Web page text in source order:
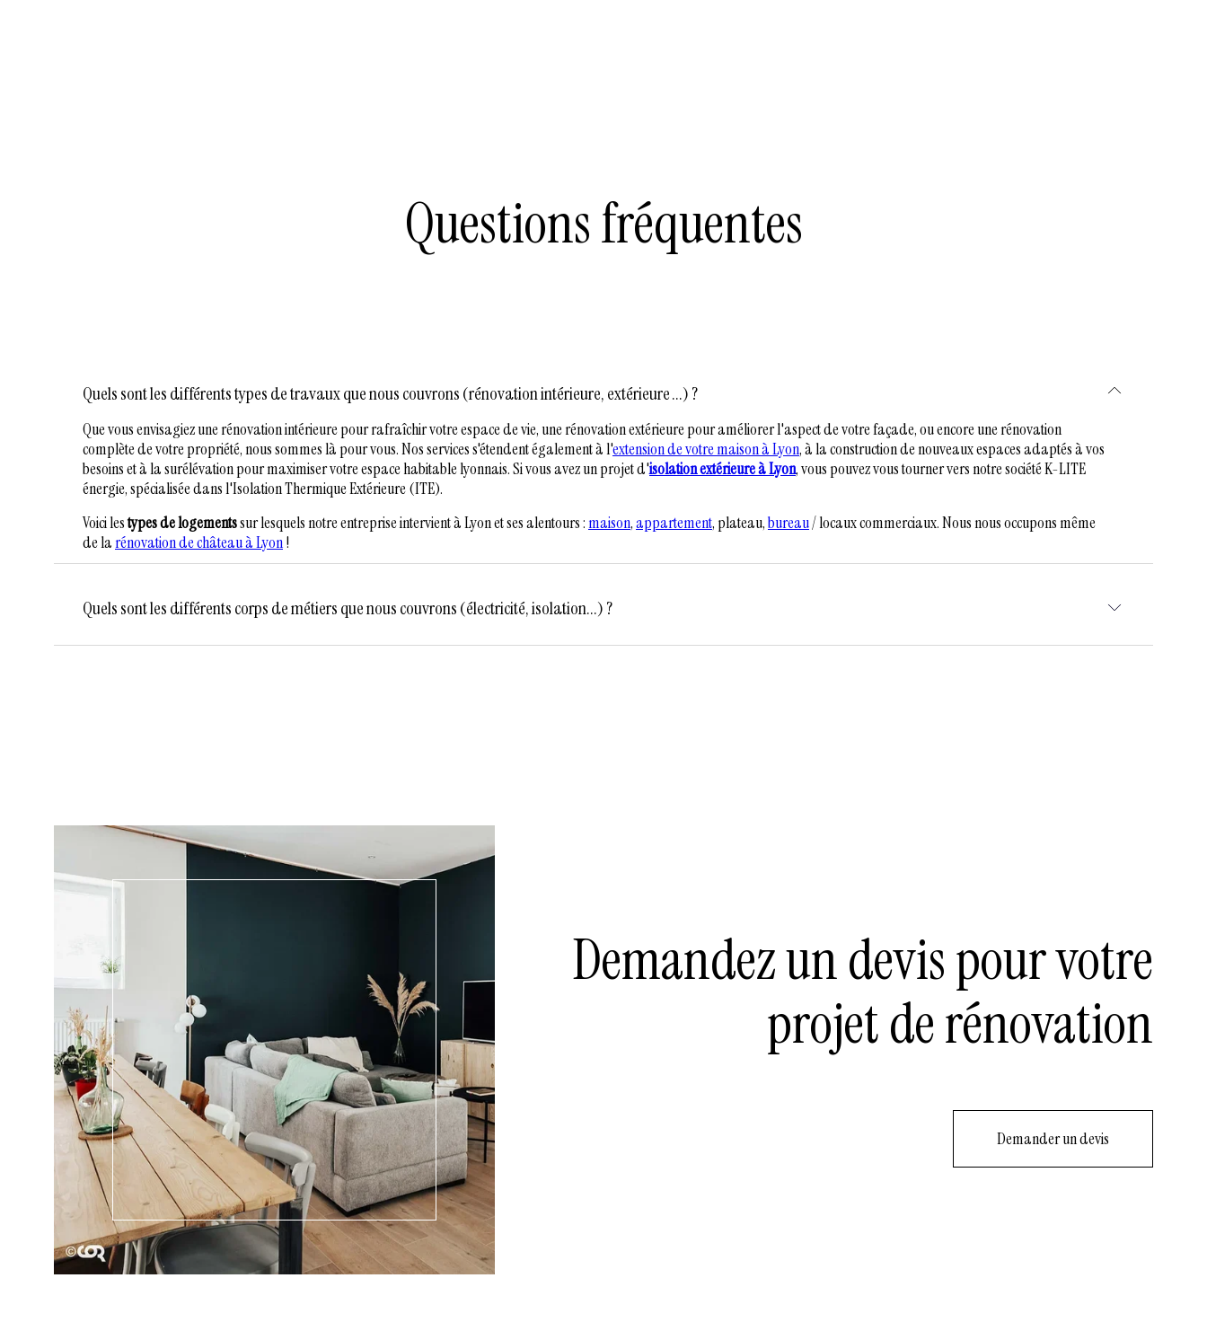
Questions fréquentes
Quels sont les différents types de travaux que nous couvrons (rénovation intérieure, extérieure ...) ?
Que vous envisagiez une rénovation intérieure pour rafraîchir votre espace de vie, une rénovation extérieure pour améliorer l'aspect de votre façade, ou encore une rénovation
complète de votre propriété, nous sommes là pour vous. Nos services s'étendent également à l'extension de votre maison à Lyon, à la construction de nouveaux espaces adaptés à vos
besoins et à la surélévation pour maximiser votre espace habitable lyonnais. Si vous avez un projet d'isolation extérieure à Lyon, vous pouvez vous tourner vers notre société K-LITE
énergie, spécialisée dans l'Isolation Thermique Extérieure (ITE).
Voici lestypes de logementssur lesquels notre entreprise intervient à Lyon et ses alentours :maison,appartement, plateau,bureau/ locaux commerciaux. Nous nous occupons même
de larénovation de château à Lyon!
Quels sont les différents corps de métiers que nous couvrons (électricité, isolation...) ?
Demandez un devis pour votre
projet de rénovation
Demander un devis